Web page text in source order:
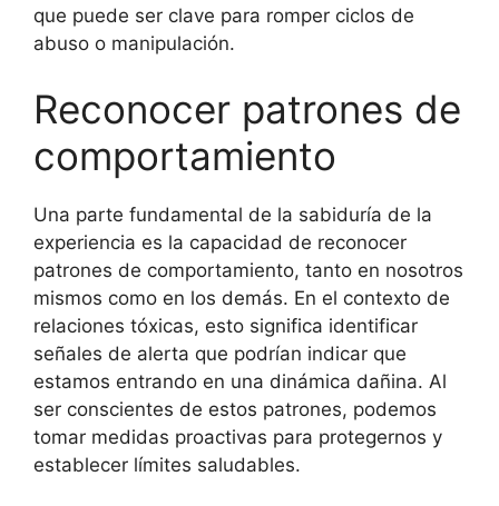
que puede ser clave para romper ciclos de
abuso o manipulación.
Reconocer patrones de
comportamiento
Una parte fundamental de la sabiduría de la
experiencia es la capacidad de reconocer
patrones de comportamiento, tanto en nosotros
mismos como en los demás. En el contexto de
relaciones tóxicas, esto significa identificar
señales de alerta que podrían indicar que
estamos entrando en una dinámica dañina. Al
ser conscientes de estos patrones, podemos
tomar medidas proactivas para protegernos y
establecer límites saludables.